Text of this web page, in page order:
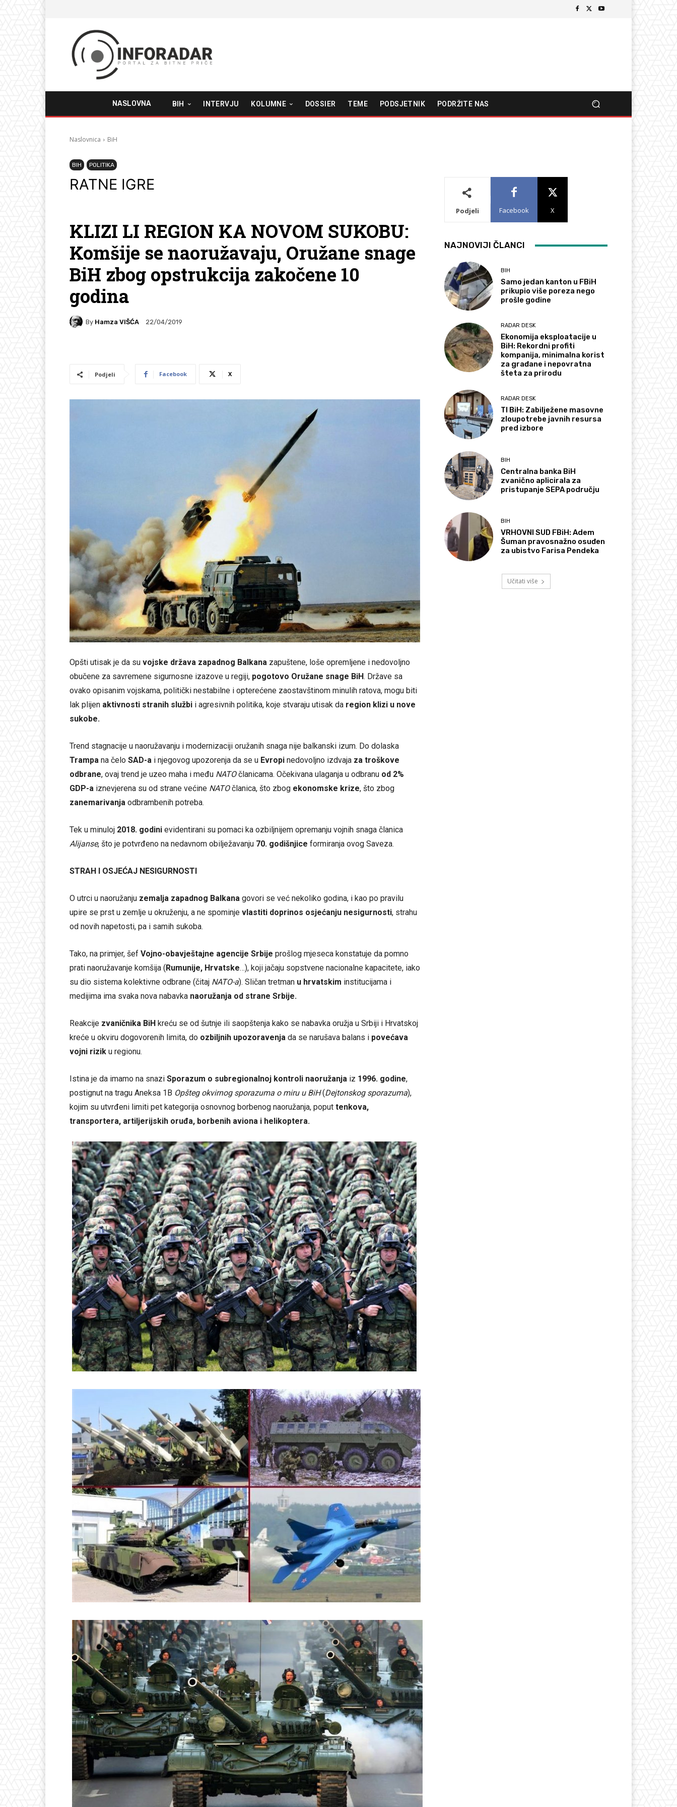
NASLOVNA BIH INTERVJU KOLUMNE DOSSIER TEME PODSJETNIK PODRŽITE NAS
Naslovnica BiH
BIH POLITIKA
RATNE IGRE
KLIZI LI REGION KA NOVOM SUKOBU:
Komšije se naoružavaju, Oružane snage
BiH zbog opstrukcija zakočene 10
godina
By Hamza VIŠĆA 22/04/2019
Podjeli Facebook X
Opšti utisak je da su vojske država zapadnog Balkana zapuštene, loše opremljene i nedovoljno
obučene za savremene sigurnosne izazove u regiji, pogotovo Oružane snage BiH. Države sa
ovako opisanim vojskama, politički nestabilne i opterećene zaostavštinom minulih ratova, mogu biti
lak plijen aktivnosti stranih službi i agresivnih politika, koje stvaraju utisak da region klizi u nove
sukobe.
Trend stagnacije u naoružavanju i modernizaciji oružanih snaga nije balkanski izum. Do dolaska
Trampa na čelo SAD-a i njegovog upozorenja da se u Evropi nedovoljno izdvaja za troškove
odbrane, ovaj trend je uzeo maha i među NATOčlanicama. Očekivana ulaganja u odbranu od 2%
GDP-a iznevjerena su od strane većine NATOčlanica, što zbog ekonomske krize, što zbog
zanemarivanja odbrambenih potreba.
Tek u minuloj 2018. godini evidentirani su pomaci ka ozbiljnijem opremanju vojnih snaga članica
Alijanse, što je potvrđeno na nedavnom obilježavanju 70. godišnjice formiranja ovog Saveza.
STRAH I OSJEĆAJ NESIGURNOSTI
O utrci u naoružanju zemalja zapadnog Balkana govori se već nekoliko godina, i kao po pravilu
upire se prst u zemlje u okruženju, a ne spominje vlastiti doprinos osjećanju nesigurnosti, strahu
od novih napetosti, pa i samih sukoba.
Tako, na primjer, šef Vojno-obavještajne agencije Srbije prošlog mjeseca konstatuje da pomno
prati naoružavanje komšija ( Rumunije, Hrvatske…), koji jačaju sopstvene nacionalne kapacitete, iako
su dio sistema kolektivne odbrane (čitaj NATO-a). Sličan tretman u hrvatskim institucijama i
medijima ima svaka nova nabavka naoružanja od strane Srbije.
Reakcije zvaničnika BiH kreću se od šutnje ili saopštenja kako se nabavka oružja u Srbiji i Hrvatskoj
kreće u okviru dogovorenih limita, do ozbiljnih upozoravenja da se narušava balans i povećava
vojni rizik u regionu.
Istina je da imamo na snazi Sporazum o subregionalnoj kontroli naoružanja iz 1996. godine,
postignut na tragu Aneksa 1B Opšteg okvirnog sporazuma o miru u BiH(Dejtonskog sporazuma),
kojim su utvrđeni limiti pet kategorija osnovnog borbenog naoružanja, poput tenkova,
transportera, artiljerijskih oruđa, borbenih aviona i helikoptera.
Podjeli Facebook X
NAJNOVIJI ČLANCI
BIH
Samo jedan kanton u FBiH
prikupio više poreza nego
prošle godine
RADAR DESK
Ekonomija eksploatacije u
BiH: Rekordni profiti
kompanija, minimalna korist
za građane i nepovratna
šteta za prirodu
RADAR DESK
TI BiH: Zabilježene masovne
zloupotrebe javnih resursa
pred izbore
BIH
Centralna banka BiH
zvanično aplicirala za
pristupanje SEPA području
BIH
VRHOVNI SUD FBiH: Adem
Šuman pravosnažno osuđen
za ubistvo Farisa Pendeka
Učitati više